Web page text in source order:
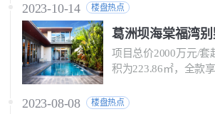
2023-10-14 楼盘热点
项目总价2000万元/套
积为223.86㎡，全款享
2023-08-08 楼盘热点